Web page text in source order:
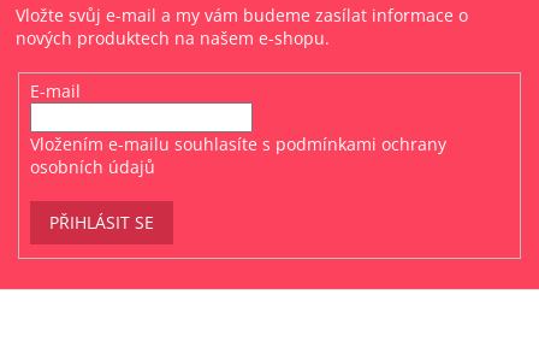
Vložte svůj e-mail a my vám budeme zasílat informace o
nových produktech na našem e-shopu.
E-mail
Vložením e-mailu souhlasíte s podmínkami ochrany
osobních údajů
PŘIHLÁSIT SE
Z